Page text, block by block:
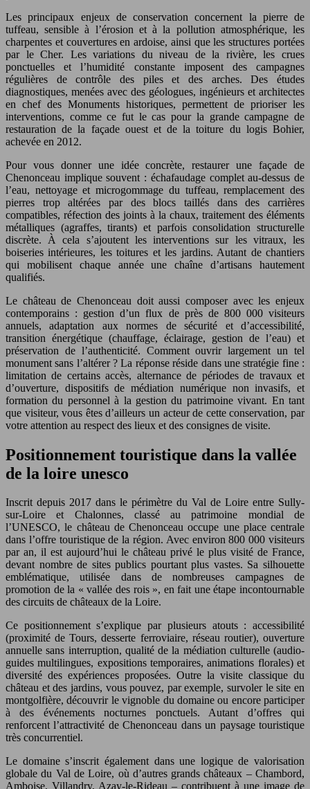
Les principaux enjeux de conservation concernent la pierre de
tuffeau, sensible à l’érosion et à la pollution atmosphérique, les
charpentes et couvertures en ardoise, ainsi que les structures portées
par le Cher. Les variations du niveau de la rivière, les crues
ponctuelles et l’humidité constante imposent des campagnes
régulières de contrôle des piles et des arches. Des études
diagnostiques, menées avec des géologues, ingénieurs et architectes
en chef des Monuments historiques, permettent de prioriser les
interventions, comme ce fut le cas pour la grande campagne de
restauration de la façade ouest et de la toiture du logis Bohier,
achevée en 2012.
Pour vous donner une idée concrète, restaurer une façade de
Chenonceau implique souvent : échafaudage complet au-dessus de
l’eau, nettoyage et microgommage du tuffeau, remplacement des
pierres trop altérées par des blocs taillés dans des carrières
compatibles, réfection des joints à la chaux, traitement des éléments
métalliques (agraffes, tirants) et parfois consolidation structurelle
discrète. À cela s’ajoutent les interventions sur les vitraux, les
boiseries intérieures, les toitures et les jardins. Autant de chantiers
qui mobilisent chaque année une chaîne d’artisans hautement
qualifiés.
Le château de Chenonceau doit aussi composer avec les enjeux
contemporains : gestion d’un flux de près de 800 000 visiteurs
annuels, adaptation aux normes de sécurité et d’accessibilité,
transition énergétique (chauffage, éclairage, gestion de l’eau) et
préservation de l’authenticité. Comment ouvrir largement un tel
monument sans l’altérer ? La réponse réside dans une stratégie fine :
limitation de certains accès, alternance de périodes de travaux et
d’ouverture, dispositifs de médiation numérique non invasifs, et
formation du personnel à la gestion du patrimoine vivant. En tant
que visiteur, vous êtes d’ailleurs un acteur de cette conservation, par
votre attention au respect des lieux et des consignes de visite.
Positionnement touristique dans la vallée
de la loire unesco
Inscrit depuis 2017 dans le périmètre du Val de Loire entre Sully-
sur-Loire et Chalonnes, classé au patrimoine mondial de
l’UNESCO, le château de Chenonceau occupe une place centrale
dans l’offre touristique de la région. Avec environ 800 000 visiteurs
par an, il est aujourd’hui le château privé le plus visité de France,
devant nombre de sites publics pourtant plus vastes. Sa silhouette
emblématique, utilisée dans de nombreuses campagnes de
promotion de la « vallée des rois », en fait une étape incontournable
des circuits de châteaux de la Loire.
Ce positionnement s’explique par plusieurs atouts : accessibilité
(proximité de Tours, desserte ferroviaire, réseau routier), ouverture
annuelle sans interruption, qualité de la médiation culturelle (audio-
guides multilingues, expositions temporaires, animations florales) et
diversité des expériences proposées. Outre la visite classique du
château et des jardins, vous pouvez, par exemple, survoler le site en
montgolfière, découvrir le vignoble du domaine ou encore participer
à des événements nocturnes ponctuels. Autant d’offres qui
renforcent l’attractivité de Chenonceau dans un paysage touristique
très concurrentiel.
Le domaine s’inscrit également dans une logique de valorisation
globale du Val de Loire, où d’autres grands châteaux – Chambord,
Amboise, Villandry, Azay-le-Rideau – contribuent à une image de